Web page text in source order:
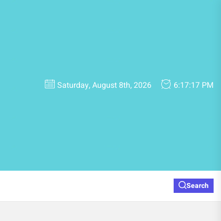
Saturday, August 8th, 2026 6:17:17 PM
Search